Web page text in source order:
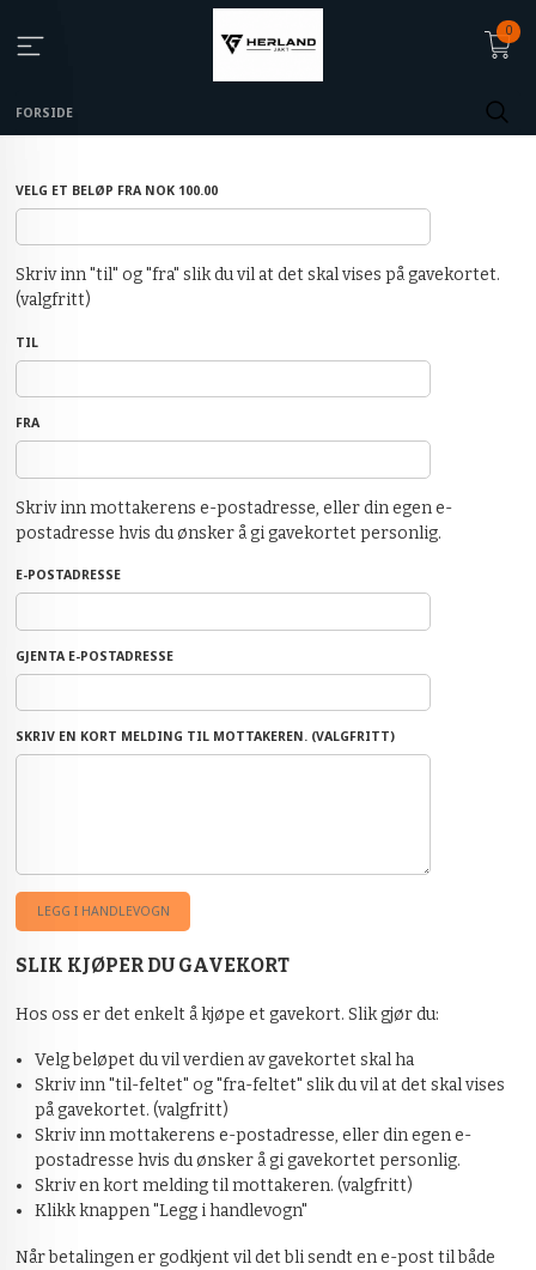
0
FORSIDE
VELG ET BELØP FRA NOK 100.00
Skriv inn "til" og "fra" slik du vil at det skal vises på gavekortet.
(valgfritt)
TIL
FRA
Skriv inn mottakerens e-postadresse, eller din egen e-
postadresse hvis du ønsker å gi gavekortet personlig.
E-POSTADRESSE
GJENTA E-POSTADRESSE
SKRIV EN KORT MELDING TIL MOTTAKEREN. (VALGFRITT)
SLIK KJØPER DU GAVEKORT
Hos oss er det enkelt å kjøpe et gavekort. Slik gjør du:
Velg beløpet du vil verdien av gavekortet skal ha
Skriv inn "til-feltet" og "fra-feltet" slik du vil at det skal vises
på gavekortet. (valgfritt)
Skriv inn mottakerens e-postadresse, eller din egen e-
postadresse hvis du ønsker å gi gavekortet personlig.
Skriv en kort melding til mottakeren. (valgfritt)
Klikk knappen "Legg i handlevogn"
Når betalingen er godkjent vil det bli sendt en e-post til både